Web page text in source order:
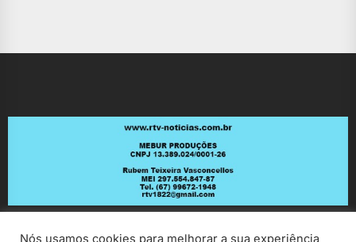
Nós usamos cookies para melhorar a sua experiência